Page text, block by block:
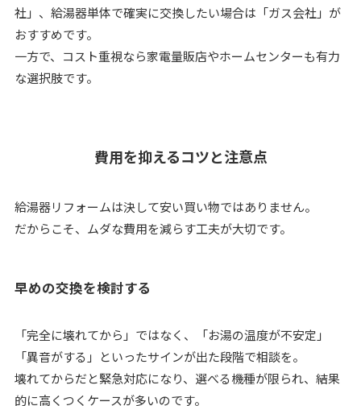
社」、給湯器単体で確実に交換したい場合は「ガス会社」が
おすすめです。
一方で、コスト重視なら家電量販店やホームセンターも有力
な選択肢です。
費用を抑えるコツと注意点
給湯器リフォームは決して安い買い物ではありません。
だからこそ、ムダな費用を減らす工夫が大切です。
早めの交換を検討する
「完全に壊れてから」ではなく、「お湯の温度が不安定」
「異音がする」といったサインが出た段階で相談を。
壊れてからだと緊急対応になり、選べる機種が限られ、結果
的に高くつくケースが多いのです。